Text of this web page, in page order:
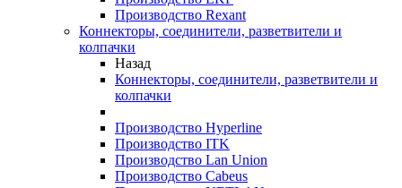
Производство Rexant
Коннекторы, соединители, разветвители и
колпачки
Назад
Коннекторы, соединители, разветвители и
колпачки
Производство Hyperline
Производство ITK
Производство Lan Union
Производство Cabeus